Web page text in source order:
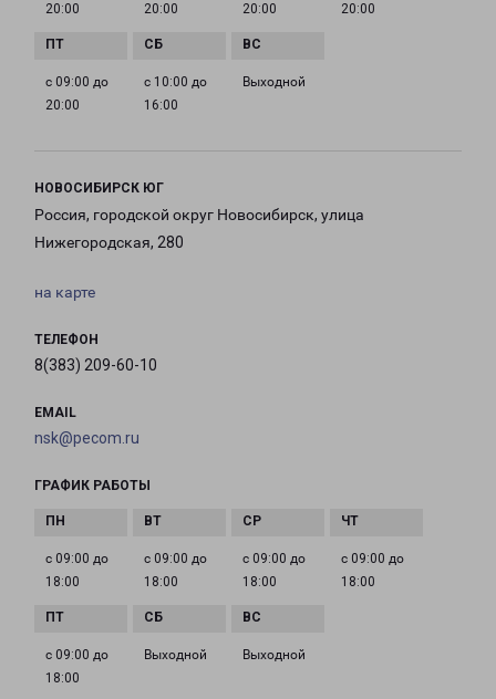
20:00 20:00 20:00 20:00
с 09:00 до
20:00
с 10:00 до
16:00
Выходной
НОВОСИБИРСК ЮГ
Россия, городской округ Новосибирск, улица
Нижегородская, 280
на карте
ТЕЛЕФОН
8(383) 209-60-10
EMAIL
nsk@pecom.ru
ГРАФИК РАБОТЫ
с 09:00 до
18:00
с 09:00 до
18:00
с 09:00 до
18:00
с 09:00 до
18:00
с 09:00 до
18:00
Выходной Выходной